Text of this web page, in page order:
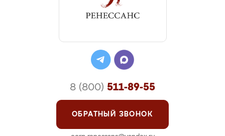
8 (800) 511-89-55
ОБРАТНЫЙ ЗВОНОК